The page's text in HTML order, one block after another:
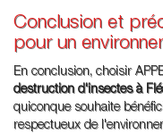
Conclusion et
pour un
En conclusion, choisir
destruction d'insectes à
quiconque souhaite
respectueux de